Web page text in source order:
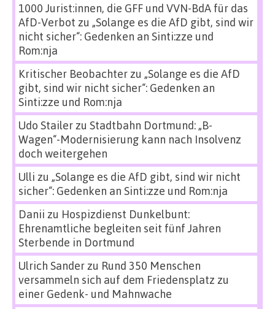
1000 Jurist:innen, die GFF und VVN-BdA für das
AfD-Verbot zu „Solange es die AfD gibt, sind wir
nicht sicher“: Gedenken an Sinti:zze und
Rom:nja
Kritischer Beobachterzu „Solange es die AfD
gibt, sind wir nicht sicher“: Gedenken an
Sinti:zze und Rom:nja
Udo Stailerzu Stadtbahn Dortmund: „B-
Wagen“-Modernisierung kann nach Insolvenz
doch weitergehen
Ulli zu „Solange es die AfD gibt, sind wir nicht
sicher“: Gedenken an Sinti:zze und Rom:nja
Danii zu Hospizdienst Dunkelbunt:
Ehrenamtliche begleiten seit fünf Jahren
Sterbende in Dortmund
Ulrich Sanderzu Rund 350 Menschen
versammeln sich auf dem Friedensplatz zu
einer Gedenk- und Mahnwache